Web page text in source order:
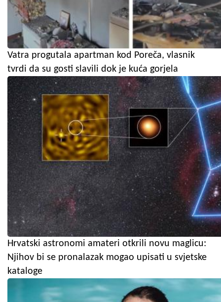
Vatra progutala apartman kod Poreča, vlasnik
tvrdi da su gosti slavili dok je kuća gorjela
Hrvatski astronomi amateri otkrili novu maglicu:
Njihov bi se pronalazak mogao upisati u svjetske
kataloge